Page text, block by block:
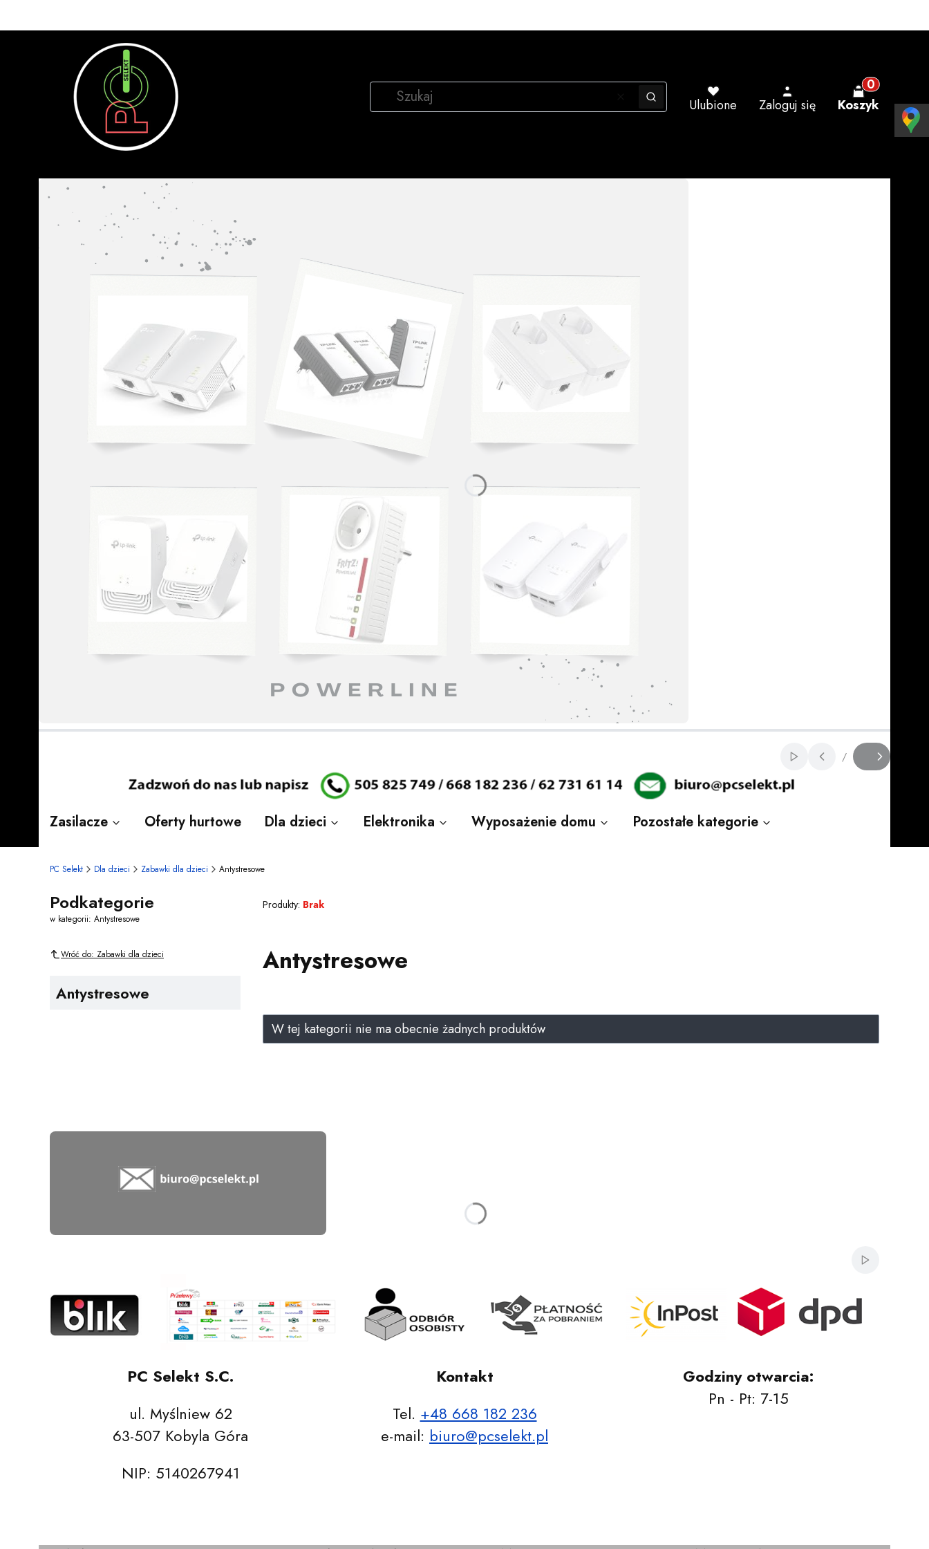
WyczyśćSzukaj Ulubione Zaloguj się
Produkty w
Koszyk
Naciśnij Enter lub spację, aby otworzyć stronę.
Naciśnij Enter lub spację, aby otworzyć stronę.
Naciśnij Enter lub spację, aby otworzyć stronę.
Naciśnij Enter lub spację, aby otworzyć stronę.
Naciśnij Enter lub spację, aby otworzyć stronę.
Naciśnij Enter lub spację, aby otworzyć stronę.
Naciśnij Enter lub spację, aby otworzyć stronę.
Włącz
Slajd
/
z
Zasilacze Oferty hurtowe Dla dzieci Elektronika Wyposażenie domu Pozostałe kategorie
PC Selekt Dla dzieci Zabawki dla dzieci Antystresowe
Podkategorie
w kategorii: Antystresowe
Wróć do: Zabawki dla dzieci
Antystresowe
Produkty: Brak
Antystresowe
Lista produktów
W tej kategorii nie ma obecnie żadnych produktów
Włącz
PC Selekt S.C.
ul. Myślniew 62
63-507 Kobyla Góra
NIP: 5140267941
Kontakt
Tel. +48 668 182 236
e-mail: biuro@pcselekt.pl
Godziny otwarcia:
Pn - Pt: 7-15